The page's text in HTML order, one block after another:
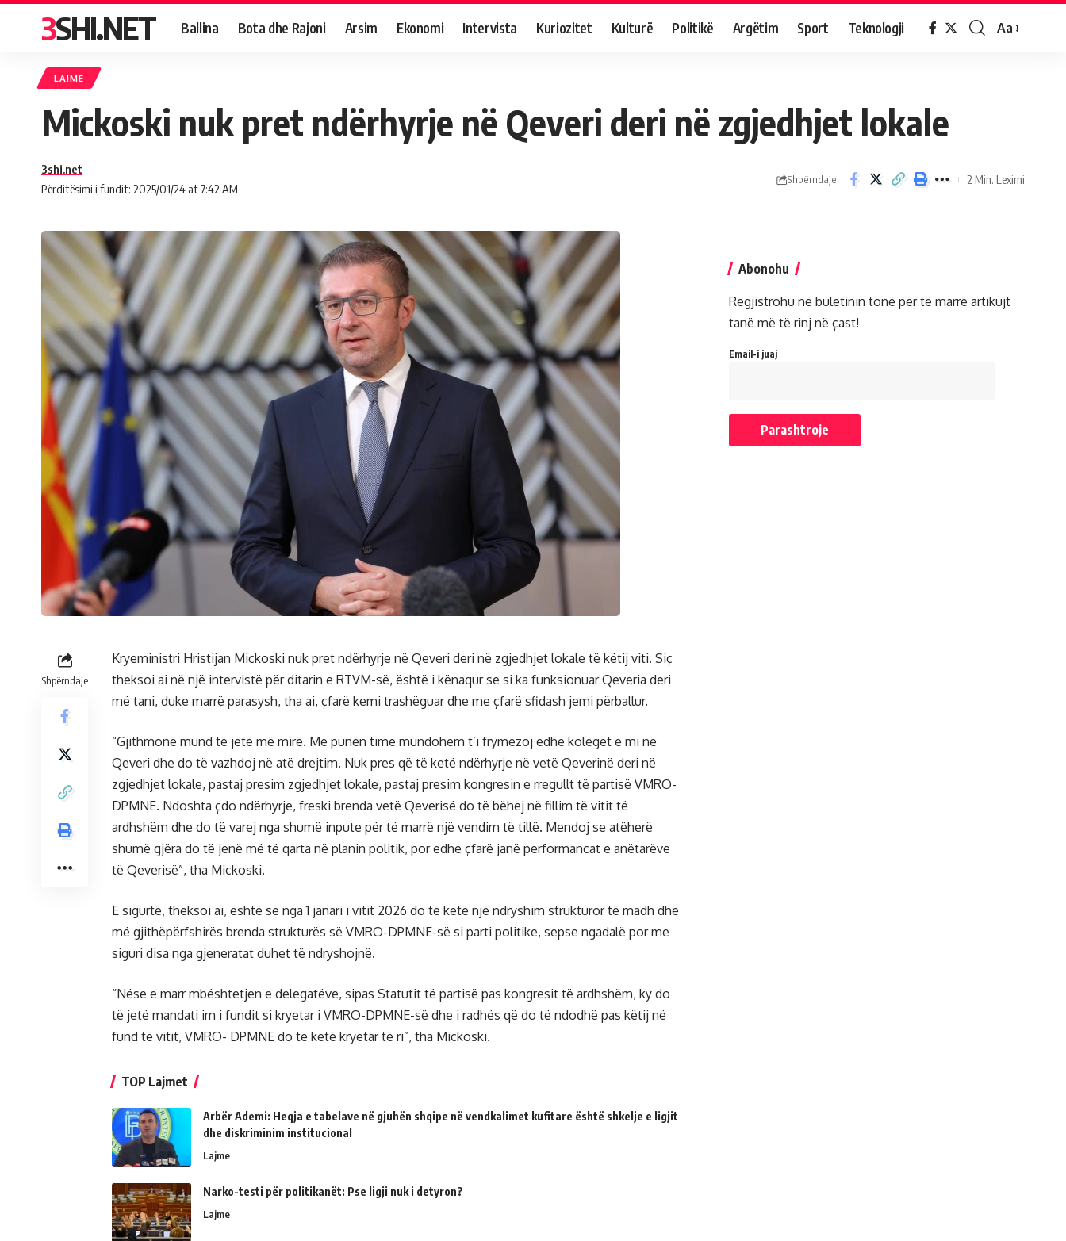
3SHI.NET Ballina Bota dhe Rajoni Arsim Ekonomi Intervista Kuriozitet Kulturë Politikë Argëtim Sport Teknologji Aa
LAJME
Mickoski nuk pret ndërhyrje në Qeveri deri në zgjedhjet lokale
Përditësimi i fundit: 2025/01/24 at 7:42 AM
3shi.net
Shpërndaje 2 Min. Leximi
Shpërndaje
Kryeministri Hristijan Mickoski nuk pret ndërhyrje në Qeveri deri në zgjedhjet lokale të këtij viti. Siç
theksoi ai në një intervistë për ditarin e RTVM-së, është i kënaqur se si ka funksionuar Qeveria deri
më tani, duke marrë parasysh, tha ai, çfarë kemi trashëguar dhe me çfarë sfidash jemi përballur.
“Gjithmonë mund të jetë më mirë. Me punën time mundohem t’i frymëzoj edhe kolegët e mi në
Qeveri dhe do të vazhdoj në atë drejtim. Nuk pres që të ketë ndërhyrje në vetë Qeverinë deri në
zgjedhjet lokale, pastaj presim zgjedhjet lokale, pastaj presim kongresin e rregullt të partisë VMRO-
DPMNE. Ndoshta çdo ndërhyrje, freski brenda vetë Qeverisë do të bëhej në fillim të vitit të
ardhshëm dhe do të varej nga shumë inpute për të marrë një vendim të tillë. Mendoj se atëherë
shumë gjëra do të jenë më të qarta në planin politik, por edhe çfarë janë performancat e anëtarëve
të Qeverisë”, tha Mickoski.
E sigurtë, theksoi ai, është se nga 1 janari i vitit 2026 do të ketë një ndryshim strukturor të madh dhe
më gjithëpërfshirës brenda strukturës së VMRO-DPMNE-së si parti politike, sepse ngadalë por me
siguri disa nga gjeneratat duhet të ndryshojnë.
“Nëse e marr mbështetjen e delegatëve, sipas Statutit të partisë pas kongresit të ardhshëm, ky do
të jetë mandati im i fundit si kryetar i VMRO-DPMNE-së dhe i radhës që do të ndodhë pas këtij në
fund të vitit, VMRO- DPMNE do të ketë kryetar të ri”, tha Mickoski.
TOP Lajmet
Arbër Ademi: Heqja e tabelave në gjuhën shqipe në vendkalimet kufitare është shkelje e ligjit
dhe diskriminim institucional
Lajme
Narko-testi për politikanët: Pse ligji nuk i detyron?
Lajme
Abonohu
Regjistrohu në buletinin tonë për të marrë artikujt
tanë më të rinj në çast!
Email-i juaj